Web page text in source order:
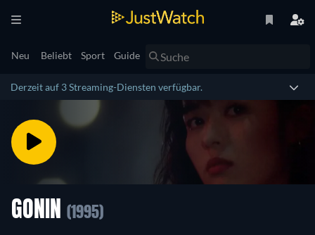
Neu Beliebt Sport Guide
Derzeit auf 3 Streaming-Diensten verfügbar.
GONIN (1995)